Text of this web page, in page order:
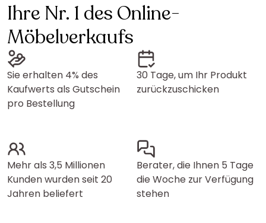
Ihre Nr. 1 des Online-
Möbelverkaufs
Sie erhalten 4% des
Kaufwerts als Gutschein
pro Bestellung
30 Tage, um Ihr Produkt
zurückzuschicken
Mehr als 3,5 Millionen
Kunden wurden seit 20
Jahren beliefert
Berater, die Ihnen 5 Tage
die Woche zur Verfügung
stehen